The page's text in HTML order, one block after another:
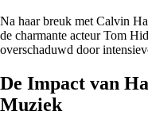
Na haar breuk met Calvin
de charmante acteur Tom
overschaduwd door
De Impact van
Muziek